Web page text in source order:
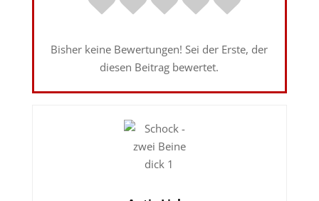
Bisher keine Bewertungen! Sei der Erste, der
diesen Beitrag bewertet.